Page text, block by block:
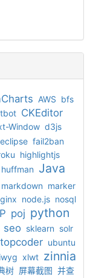
AWS bfs
CKEditor
Window d3js
eclipse fail2ban
highlightjs
huffman Java
markdown marker
node.js nosql
poj python
seo sklearn solr
topcoder ubuntu
xlwt zinnia
树 屏幕截图 并查